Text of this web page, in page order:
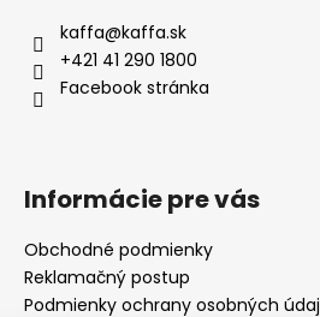
kaffa@kaffa.sk
+421 41 290 1800
Facebook stránka
Informácie pre vás
Obchodné podmienky
Reklamačný postup
Podmienky ochrany osobných